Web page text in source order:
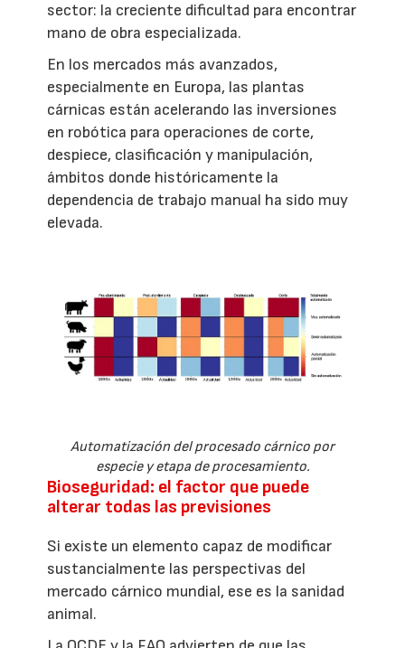
sector: la creciente dificultad para encontrar
mano de obra especializada.
En los mercados más avanzados,
especialmente en Europa, las plantas
cárnicas están acelerando las inversiones
en robótica para operaciones de corte,
despiece, clasificación y manipulación,
ámbitos donde históricamente la
dependencia de trabajo manual ha sido muy
elevada.
Automatización del procesado cárnico por
especie y etapa de procesamiento.
Bioseguridad: el factor que puede
alterar todas las previsiones
Si existe un elemento capaz de modificar
sustancialmente las perspectivas del
mercado cárnico mundial, ese es la sanidad
animal.